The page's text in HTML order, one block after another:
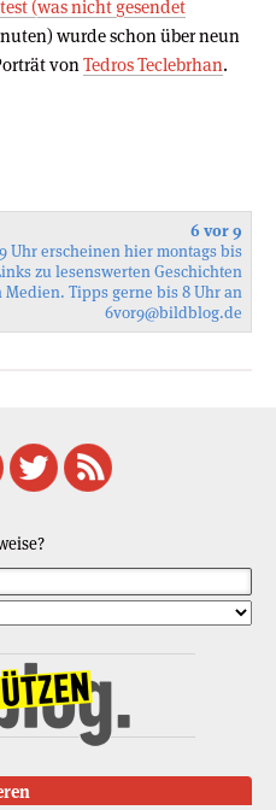
(was nicht gesendet
wurde schon über neun
von Tedros Teclebrhan.
6 vor 9
Uhr erscheinen hier montags bis
zu lesenswerten Geschichten
Tipps gerne bis 8 Uhr an
6vor9@bildblog.de